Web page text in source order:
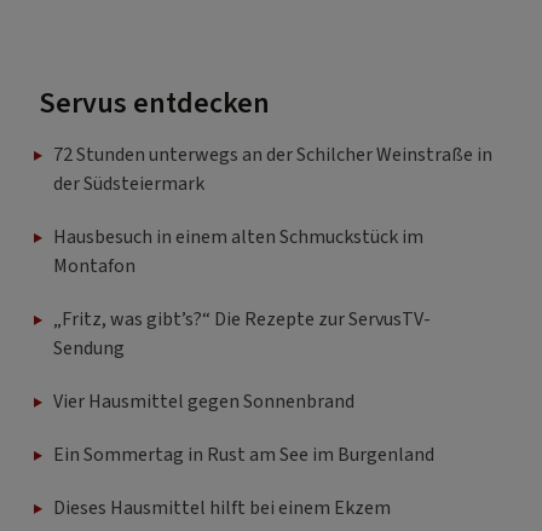
Servus entdecken
72 Stunden unterwegs an der Schilcher Weinstraße in
der Südsteiermark
Hausbesuch in einem alten Schmuckstück im
Montafon
„Fritz, was gibt’s?“ Die Rezepte zur ServusTV-
Sendung
Vier Hausmittel gegen Sonnenbrand
Ein Sommertag in Rust am See im Burgenland
Dieses Hausmittel hilft bei einem Ekzem